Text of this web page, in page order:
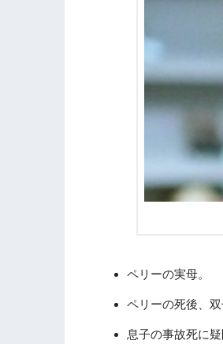
ペリーの実母。
ペリーの死後、
息子の事故死に